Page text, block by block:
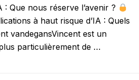
: Que nous réserve l’avenir ?
à haut risque d’IA : Quels
vandegansVincent est un
particulièrement de …